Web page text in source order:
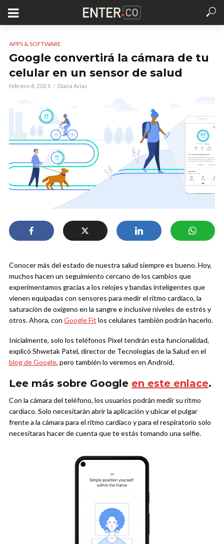
APPS & SOFTWARE
Google convertirá la cámara de tu
celular en un sensor de salud
febrero 4, 2021 Diana Arias
Conocer más del estado de nuestra salud siempre es bueno. Hoy,
muchos hacen un seguimiento cercano de los cambios que
experimentamos gracias a los relojes y bandas inteligentes que
vienen equipadas con sensores para medir el ritmo cardíaco, la
saturación de oxígeno en la sangre e inclusive niveles de estrés y
otros. Ahora, con Google Fit los celulares también podrán hacerlo.
Inicialmente, solo los teléfonos Pixel tendrán esta funcionalidad,
explicó Shwetak Patel, director de Tecnologías de la Salud en el
blog de Google, pero también lo veremos en Android.
Lee más sobre Google en este enlace.
Con la cámara del teléfono, los usuarios podrán medir su ritmo
cardiaco. Solo necesitarán abrir la aplicación y ubicar el pulgar
frente a la cámara para el ritmo cardiaco y para el respiratorio solo
necesitaras hacer de cuenta que te estás tomando una selfie.